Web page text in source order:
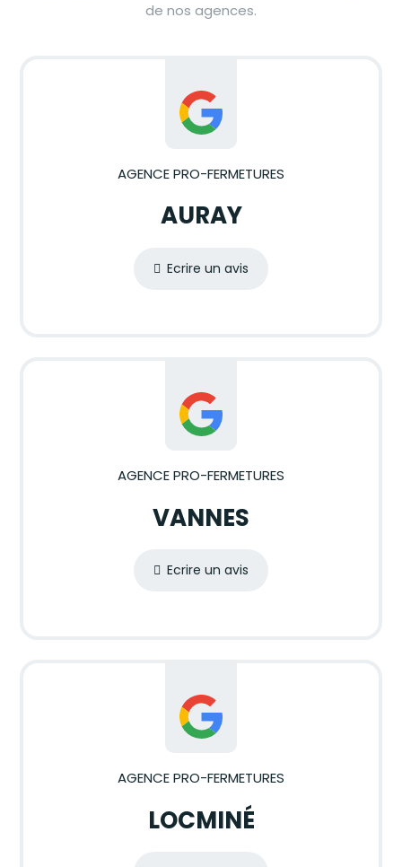
de nos agences.
AGENCE PRO-FERMETURES
AURAY
Ecrire un avis
AGENCE PRO-FERMETURES
VANNES
Ecrire un avis
AGENCE PRO-FERMETURES
LOCMINÉ